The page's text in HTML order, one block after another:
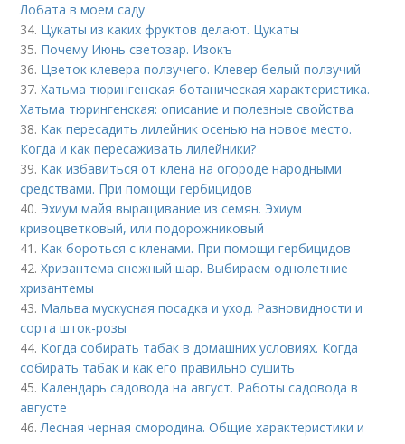
Лобата в моем саду
34. Цукаты из каких фруктов делают. Цукаты
35. Почему Июнь светозар. Изокъ
36. Цветок клевера ползучего. Клевер белый ползучий
37.Хатьма тюрингенская ботаническая характеристика.
Хатьма тюрингенская: описание и полезные свойства
38. Как пересадить лилейник осенью на новое место.
Когда и как пересаживать лилейники?
39. Как избавиться от клена на огороде народными
средствами. При помощи гербицидов
40. Эхиум майя выращивание из семян. Эхиум
кривоцветковый, или подорожниковый
41. Как бороться с кленами. При помощи гербицидов
42.Хризантема снежный шар. Выбираем однолетние
хризантемы
43. Мальва мускусная посадка и уход. Разновидности и
сорта шток-розы
44. Когда собирать табак в домашних условиях. Когда
собирать табак и как его правильно сушить
45. Календарь садовода на август. Работы садовода в
августе
46.Лесная черная смородина. Общие характеристики и